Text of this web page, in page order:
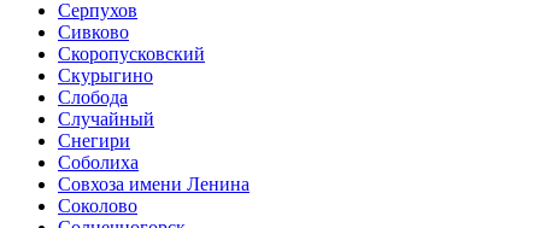
Серпухов
Сивково
Скоропусковский
Скурыгино
Слобода
Случайный
Снегири
Соболиха
Совхоза имени Ленина
Соколово